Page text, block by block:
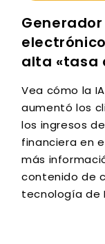
alta «tasa
Vea cómo la
aumentó los
los ingresos
financiera en
más
contenido de
tecnología de